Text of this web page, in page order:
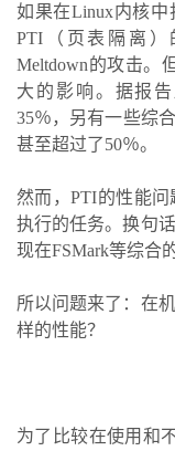
如果在Linux内核
PTI（页表隔离
Meltdown的攻击。
大的影响。据报
35％，另有一些综
甚至超过了50％。
然而，PTI的性能
执行的任务。换句
现在FSMark等综合
所以问题来了：在
样的性能？
为了比较在使用和